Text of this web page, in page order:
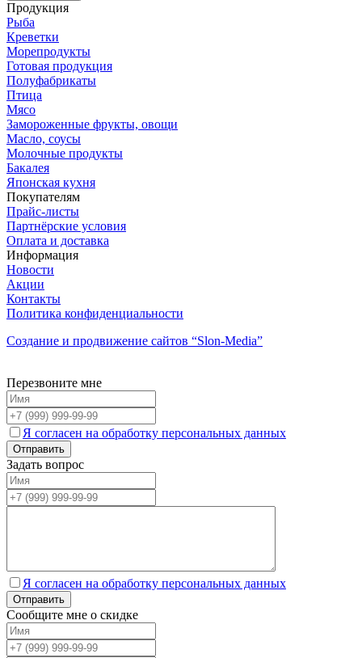
Продукция
Рыба
Креветки
Морепродукты
Готовая продукция
Полуфабрикаты
Птица
Мясо
Замороженные фрукты, овощи
Масло, соусы
Молочные продукты
Бакалея
Японская кухня
Покупателям
Прайс-листы
Партнёрские условия
Оплата и доставка
Информация
Новости
Акции
Контакты
Политика конфиденциальности
Создание и продвижение сайтов “Slon-Media”
Перезвоните мне
Я согласен на обработку персональных данных
Задать вопрос
Я согласен на обработку персональных данных
Сообщите мне о скидке